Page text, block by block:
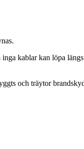
kablar kan löpa
och träytor